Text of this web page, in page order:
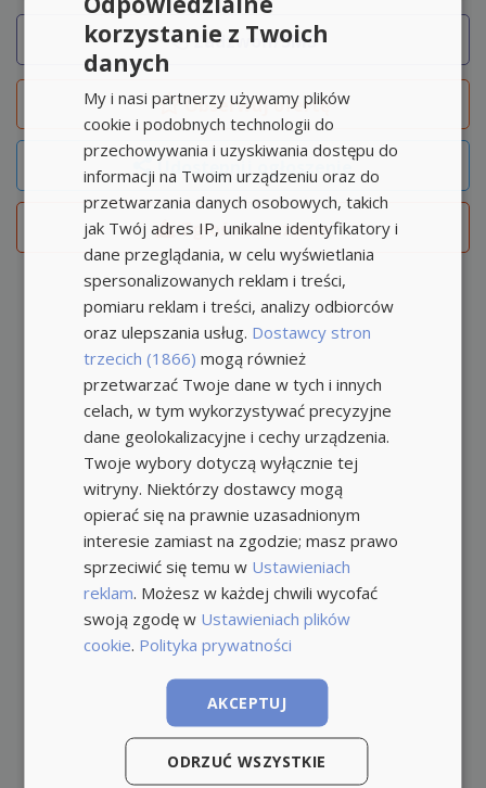
Zadzwoń/SMS
Obserwujofertę
Udostępnij ogłoszenie
Zgłoś naruszenie
korzystanie z Twoich
danych
My i nasi partnerzy używamy plików
cookie i podobnych technologii do
przechowywania i uzyskiwania dostępu do
informacji na Twoim urządzeniu oraz do
przetwarzania danych osobowych, takich
jak Twój adres IP, unikalne identyfikatory i
dane przeglądania, w celu wyświetlania
spersonalizowanych reklam i treści,
pomiaru reklam i treści, analizy odbiorców
oraz ulepszania usług. Dostawcy stron
trzecich (1866) mogą również
przetwarzać Twoje dane w tych i innych
celach, w tym wykorzystywać precyzyjne
dane geolokalizacyjne i cechy urządzenia.
Twoje wybory dotyczą wyłącznie tej
witryny. Niektórzy dostawcy mogą
opierać się na prawnie uzasadnionym
interesie zamiast na zgodzie; masz prawo
sprzeciwić się temu w Ustawieniach
reklam. Możesz w każdej chwili wycofać
swoją zgodę w Ustawieniach plików
cookie. Polityka prywatności
AKCEPTUJ
ODRZUĆ WSZYSTKIE